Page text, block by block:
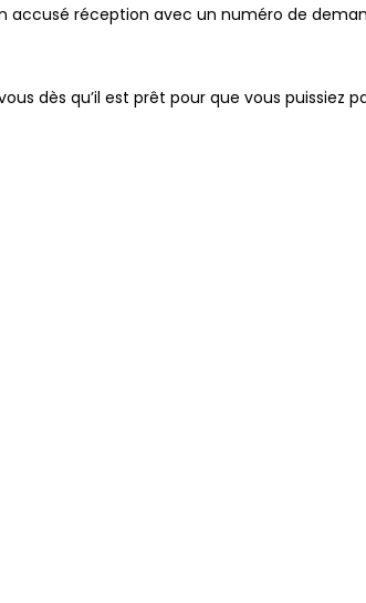
accusé réception avec un numéro de
dès qu’il est prêt pour que vous puissiez